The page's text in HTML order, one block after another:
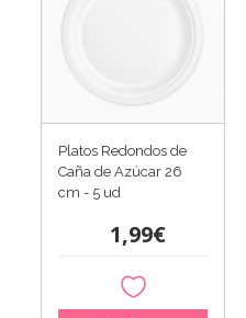
Platos Redondos de
Caña de Azúcar 26
cm - 5 ud
1,99€